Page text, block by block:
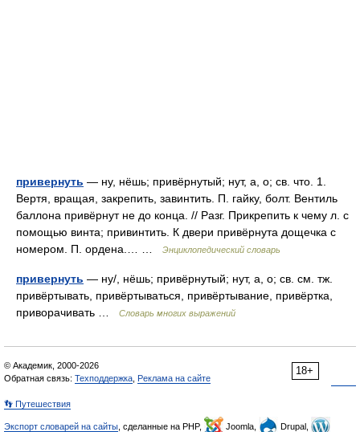
привернуть — ну, нёшь; привёрнутый; нут, а, о; св. что. 1.
Вертя, вращая, закрепить, завинтить. П. гайку, болт. Вентиль
баллона привёрнут не до конца. // Разг. Прикрепить к чему л. с
помощью винта; привинтить. К двери привёрнута дощечка с
номером. П. ордена.… …
Энциклопедический словарь
привернуть — ну/, нёшь; привёрнутый; нут, а, о; св. см. тж.
привёртывать, привёртываться, привёртывание, привёртка,
приворачивать …
Словарь многих выражений
18+
© Академик, 2000-2026
Обратная связь: Техподдержка Реклама на сайте
👣 Путешествия
Экспорт словарей на сайты , сделанные на PHP, Joomla,
Drupal,